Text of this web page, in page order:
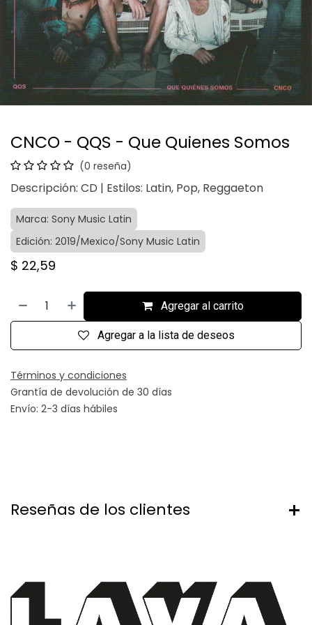
CNCO - QQS - Que Quienes Somos
(0 reseña)
Descripción: CD | Estilos: Latin, Pop, Reggaeton
Marca: Sony Music Latin
Edición: 2019/Mexico/Sony Music Latin
$ 22,59
Agregar al carrito
Agregar a la lista de deseos
Términos y condiciones
Grantía de devolución de 30 días
Envío: 2-3 días hábiles
Reseñas de los clientes